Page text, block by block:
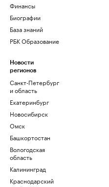
Финансы
Биографии
База знаний
РБК Образование
Новости
регионов
Санкт-Петербург
и область
Екатеринбург
Новосибирск
Омск
Башкортостан
Вологодская
область
Калининград
Краснодарский